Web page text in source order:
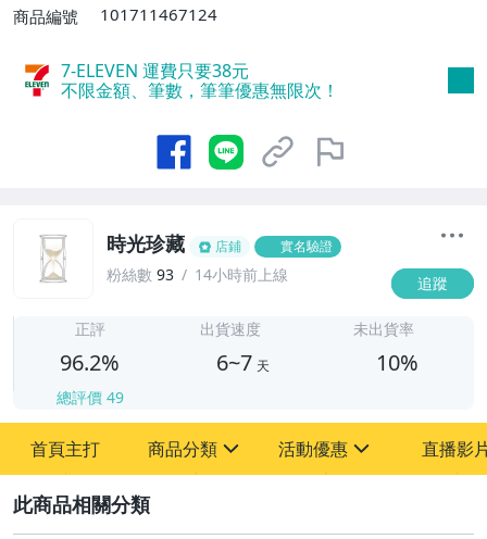
商品編號
101711467124
7-ELEVEN 運費只要38元
不限金額、筆數，筆筆優惠無限次！
時光珍藏 店鋪 實名驗證
粉絲數 93 14小時前上線 追蹤
正評
96.2%
總評價 49
出貨速度
6~7 天
未出貨率
10%
首頁主打 商品分類
其它
活動優惠
[全店] 粉絲專享
直播影